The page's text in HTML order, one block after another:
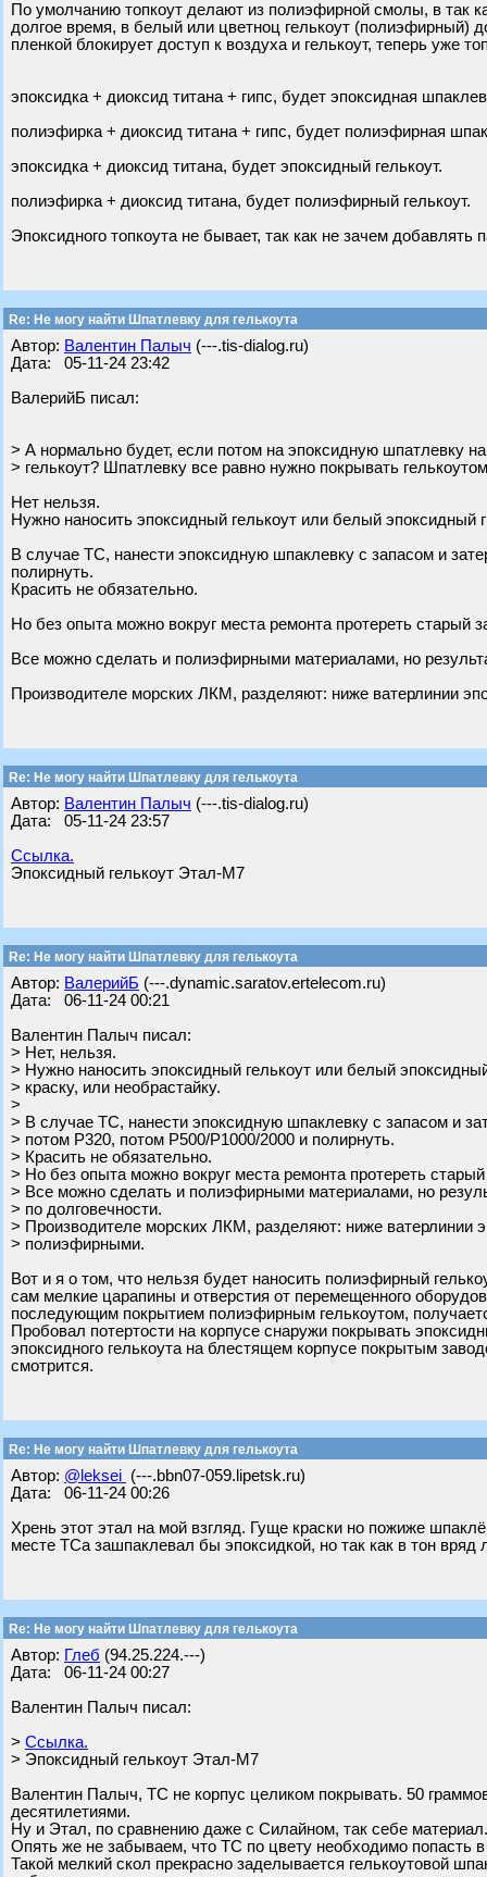
По умолчанию топкоут делают из полиэфирной смолы, в так
долгое время, в белый или цветноц гелькоут (полиэфирный)
пленкой блокирует доступ к воздуха и гелькоут, теперь уже
эпоксидка + диоксид титана + гипс, будет эпоксидная
полиэфирка + диоксид титана + гипс, будет полиэфирная
эпоксидка + диоксид титана, будет эпоксидный гелькоут.
полиэфирка + диоксид титана, будет полиэфирный гелькоут.
Эпоксидного топкоута не бывает, так как не зачем
Re: Не могу найти Шпатлевку для гелькоута
Автор: Валентин Палыч (---.tis-dialog.ru)
Дата: 05-11-24 23:42
ВалерийБ писал:
> А нормально будет, если потом на эпоксидную шпатлевку
> гелькоут? Шпатлевку все равно нужно покрывать
Нет нельзя.
Нужно наносить эпоксидный гелькоут или белый эпоксидный
В случае ТС, нанести эпоксидную шпаклевку с запасом и
полирнуть.
Красить не обязательно.
Но без опыта можно вокруг места ремонта протереть старый
Все можно сделать и полиэфирными материалами, но
Производителе морских ЛКМ, разделяют: ниже ватерлинии
Re: Не могу найти Шпатлевку для гелькоута
Автор: Валентин Палыч (---.tis-dialog.ru)
Дата: 05-11-24 23:57
Ссылка.
Эпоксидный гелькоут Этал-М7
Re: Не могу найти Шпатлевку для гелькоута
Автор: ВалерийБ (---.dynamic.saratov.ertelecom.ru)
Дата: 06-11-24 00:21
Валентин Палыч писал:
> Нет, нельзя.
> Нужно наносить эпоксидный гелькоут или белый
> краску, или необрастайку.
>
> В случае ТС, нанести эпоксидную шпаклевку с запасом и
> потом Р320, потом Р500/Р1000/2000 и полирнуть.
> Красить не обязательно.
> Но без опыта можно вокруг места ремонта протереть старый
> Все можно сделать и полиэфирными материалами, но
> по долговечности.
> Производителе морских ЛКМ, разделяют: ниже
> полиэфирными.
Вот и я о том, что нельзя будет наносить полиэфирный
сам мелкие царапины и отверстия от перемещенного
последующим покрытием полиэфирным гелькоутом,
Пробовал потертости на корпусе снаружи покрывать
эпоксидного гелькоута на блестящем корпусе покрытым
смотрится.
Re: Не могу найти Шпатлевку для гелькоута
Автор: @leksei (---.bbn07-059.lipetsk.ru)
Дата: 06-11-24 00:26
Хрень этот этал на мой взгляд. Гуще краски но пожиже
месте ТСа зашпаклевал бы эпоксидкой, но так как в тон
Re: Не могу найти Шпатлевку для гелькоута
Автор: Глеб (94.25.224.---)
Дата: 06-11-24 00:27
Валентин Палыч писал:
> Ссылка.
> Эпоксидный гелькоут Этал-М7
Валентин Палыч, ТС не корпус целиком покрывать. 50
десятилетиями.
Ну и Этал, по сравнению даже с Силайном, так себе
Опять же не забываем, что ТС по цвету необходимо попасть в
Такой мелкий скол прекрасно заделывается гелькоутовой